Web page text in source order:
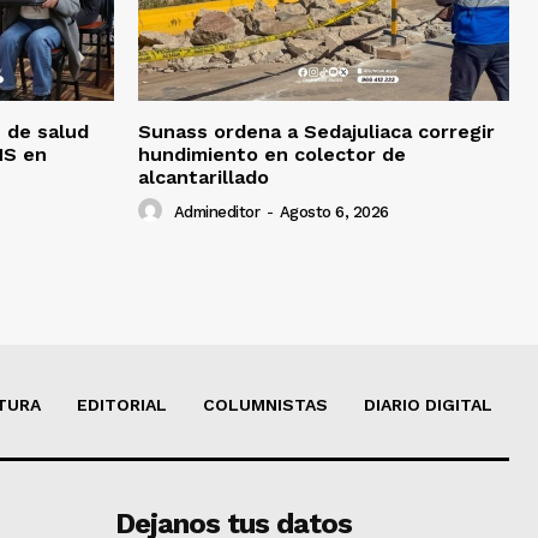
de salud
en
Sunass ordena a Sedajuliaca corregir
hundimiento en colector de
alcantarillado
Admineditor - Agosto 6, 2026
EDITORIAL COLUMNISTAS DIARIO DIGITAL
Dejanos tus datos